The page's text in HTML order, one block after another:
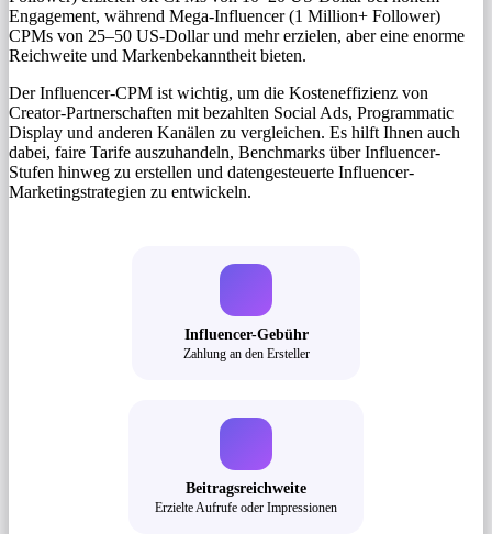
Engagement, während Mega-Influencer (1 Million+ Follower)
CPMs von 25–50 US-Dollar und mehr erzielen, aber eine enorme
Reichweite und Markenbekanntheit bieten.
Der Influencer-CPM ist wichtig, um die Kosteneffizienz von
Creator-Partnerschaften mit bezahlten Social Ads, Programmatic
Display und anderen Kanälen zu vergleichen. Es hilft Ihnen auch
dabei, faire Tarife auszuhandeln, Benchmarks über Influencer-
Stufen hinweg zu erstellen und datengesteuerte Influencer-
Marketingstrategien zu entwickeln.
Influencer-Gebühr
Zahlung an den Ersteller
Beitragsreichweite
Erzielte Aufrufe oder Impressionen